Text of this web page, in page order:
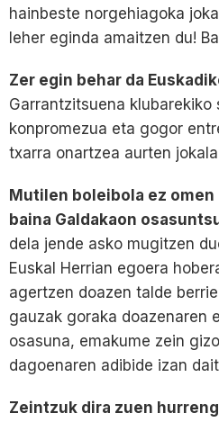
hainbeste norgehiagoka
leher eginda amaitzen du!
Zer egin behar da
Garrantzitsuena klubarekiko
konpromezua eta gogor
txarra onartzea aurten
Mutilen boleibola ez omen
baina Galdakaon
dela jende asko mugitzen
Euskal Herrian egoera
agertzen doazen talde
gauzak goraka doazenaren
osasuna, emakume zein
dagoenaren adibide izan
Zeintzuk dira zuen